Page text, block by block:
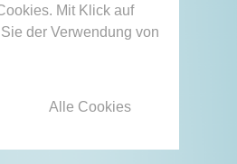
Mit Klick auf
der Verwendung von
Alle Cookies